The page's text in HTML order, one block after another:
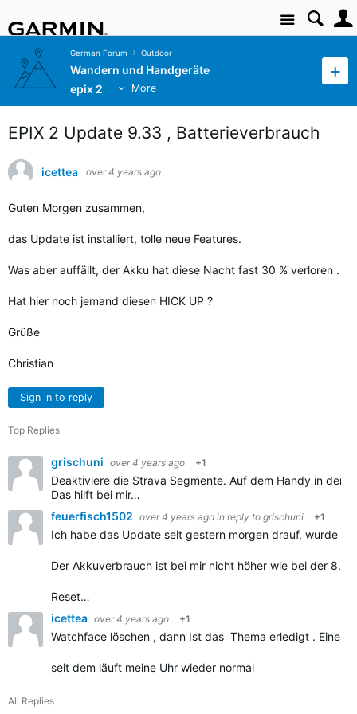
Site
German Forum Outdoor
Wandern und Handgeräte
epix 2
More
EPIX 2 Update 9.33 , Batterieverbrauch
icettea over 4 years ago
Guten Morgen zusammen,
das Update ist installiert, tolle neue Features.
Was aber auffällt, der Akku hat diese Nacht fast 30 % verloren .
Hat hier noch jemand diesen HICK UP ?
Grüße
Christian
Sign in to reply
Top Replies
grischuni over 4 years ago +1
Deaktiviere die Strava Segmente. Auf dem Handy in der
Das hilft bei mir…
feuerfisch1502 over 4 years ago in reply to grischuni +1
Ich habe das Update seit gestern morgen drauf, wurde
Der Akkuverbrauch ist bei mir nicht höher wie bei der
Reset…
icettea over 4 years ago +1
Watchface löschen , dann Ist das Thema erledigt . Eines
seit dem läuft meine Uhr wieder normal
All Replies